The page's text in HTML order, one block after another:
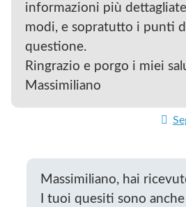
informazioni più
modi, e sopratutto i punti
questione.
Ringrazio e porgo i miei
Massimiliano
Massimiliano, hai
I tuoi quesiti sono